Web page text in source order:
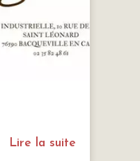
Lire la suite